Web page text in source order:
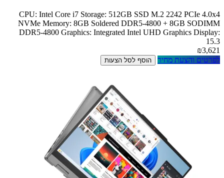
CPU: Intel Core i7 Storage: 512GB SSD M.2 2242 PCIe 4.0x4
NVMe Memory: 8GB Soldered DDR5-4800 + 8GB SODIMM
DDR5-4800 Graphics: Integrated Intel UHD Graphics Display:
15.3
₪3,621
לפרטים והצעת מחיר
הוסף לסל הצעות